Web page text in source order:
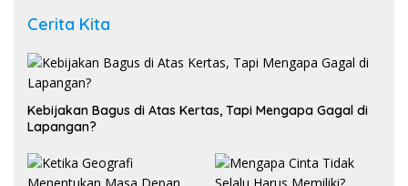
Cerita Kita
Kebijakan Bagus di Atas Kertas, Tapi Mengapa Gagal di
Lapangan?